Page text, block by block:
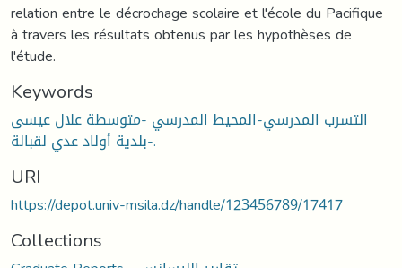
relation entre le décrochage scolaire et l'école du Pacifique
à travers les résultats obtenus par les hypothèses de
l'étude.
Keywords
التسرب المدرسي-المحيط المدرسي -متوسطة علال عيسى
-بلدية أولاد عدي لقبالة.
URI
https://depot.univ-msila.dz/handle/123456789/17417
Collections